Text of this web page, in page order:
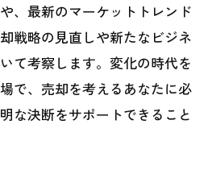
、最新のマーケットトレンド
戦略の見直しや新たなビジネ
て考察します。変化の時代を
で、売却を考えるあなたに必
な決断をサポートできること